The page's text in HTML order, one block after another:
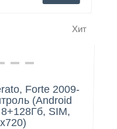
Хит
Forte 2009-
(Android
SIM,